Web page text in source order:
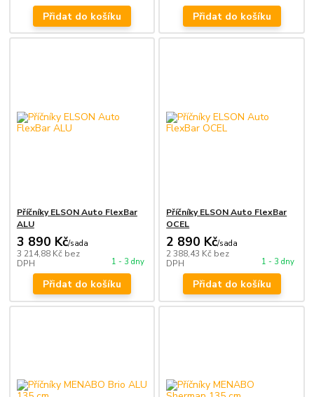
Přidat do košíku Přidat do košíku
Příčníky ELSON Auto FlexBar
ALU
3 890 Kč/sada
3 214,88 Kč bez
DPH
1 - 3 dny
Přidat do košíku
Příčníky ELSON Auto FlexBar
OCEL
2 890 Kč/sada
2 388,43 Kč bez
DPH
1 - 3 dny
Přidat do košíku